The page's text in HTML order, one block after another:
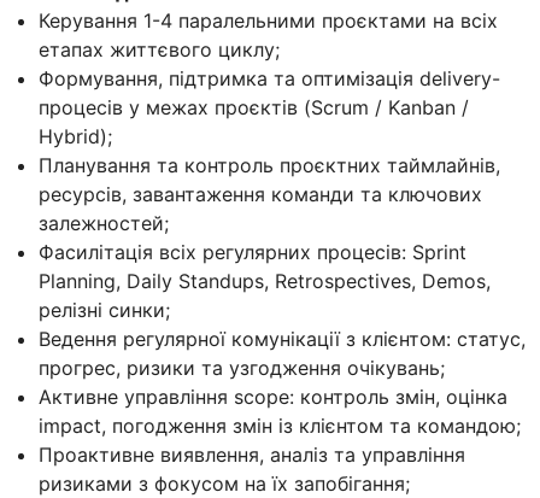
Керування 1-4 паралельними проєктами на всіх
етапах життєвого циклу;
Формування, підтримка та оптимізація delivery-
процесів у межах проєктів (Scrum / Kanban /
Hybrid);
Планування та контроль проєктних таймлайнів,
ресурсів, завантаження команди та ключових
залежностей;
Фасилітація всіх регулярних процесів: Sprint
Planning, Daily Standups, Retrospectives, Demos,
релізні синки;
Ведення регулярної комунікації з клієнтом: статус,
прогрес, ризики та узгодження очікувань;
Активне управління scope: контроль змін, оцінка
impact, погодження змін із клієнтом та командою;
Проактивне виявлення, аналіз та управління
ризиками з фокусом на їх запобігання;